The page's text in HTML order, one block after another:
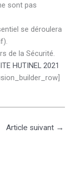
sont pas
se déroulera
de la Sécurité.
HUTINEL 2021
Article suivant →